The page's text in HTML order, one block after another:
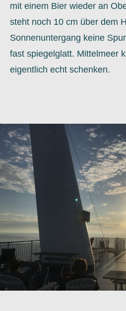
mit einem Bier wieder an
steht noch 10 cm über dem
Sonnenuntergang keine
fast spiegelglatt. Mittelmeer
eigentlich echt schenken.